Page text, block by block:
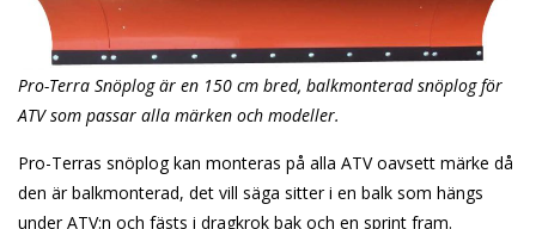
Pro-Terra Snöplog är en 150 cm bred, balkmonterad snöplog för
ATV som passar alla märken och modeller.
Pro-Terras snöplog kan monteras på alla ATV oavsett märke då
den är balkmonterad, det vill säga sitter i en balk som hängs
under ATV:n och fästs i dragkrok bak och en sprint fram.